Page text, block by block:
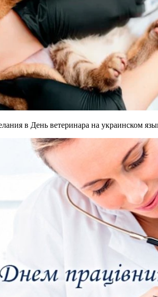
в День ветеринара на украинском